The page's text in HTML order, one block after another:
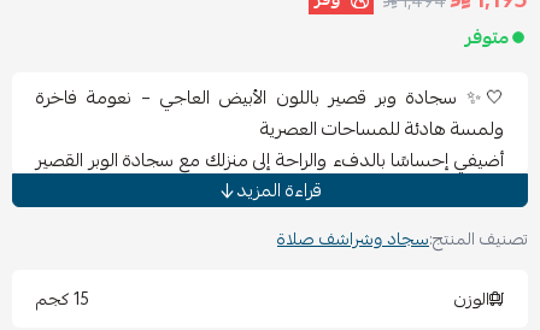
متوفر
🤍✨ سجادة وبر قصير باللون الأبيض العاجي – نعومة فاخرة
ولمسة هادئة للمساحات العصرية
أضيفي إحساسًا بالدفء والراحة إلى منزلك مع سجادة الوبر القصير
باللون الأبيض العاجي، المصممة بملمس ناعم وكثيف يمنح الغرفة
تتميز السجادة بوبر كثيف وناعم يوفر سطحًا مريحًا للمشي
والجلوس، بينما يضيف اللمعان الخفيف تدرجات أنيقة ولمسة
راقية للمكان. كما يساعد الوبر على تخفيف الأصوات وخلق أجواء
قراءة المزيد
تصنيف المنتج:سجاد وشراشف صلاة
الوزن
15 كجم